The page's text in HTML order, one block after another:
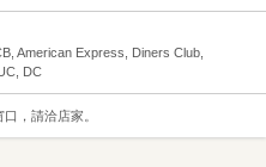
American Express, Diners Club,
DC
，請洽店家。